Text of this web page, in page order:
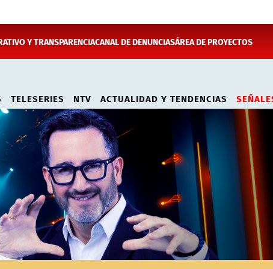
Y TRANSPARENCIACANAL DE DENUNCIASÁREA DE PROYECTOS
TELESERIES NTV ACTUALIDAD Y TENDENCIAS